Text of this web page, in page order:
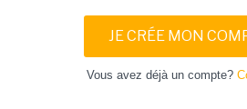
JE CRÉE MON
Vous avez déjà un compte?